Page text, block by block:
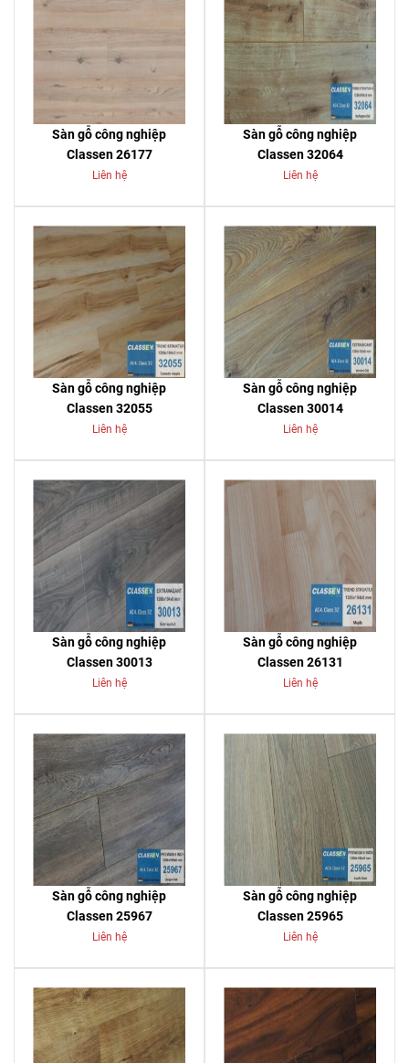
Sàn gỗ công nghiệp
Classen 26177
Liên hệ
Sàn gỗ công nghiệp
Classen 32064
Liên hệ
Sàn gỗ công nghiệp
Classen 32055
Liên hệ
Sàn gỗ công nghiệp
Classen 30014
Liên hệ
Sàn gỗ công nghiệp
Classen 30013
Liên hệ
Sàn gỗ công nghiệp
Classen 26131
Liên hệ
Sàn gỗ công nghiệp
Classen 25967
Liên hệ
Sàn gỗ công nghiệp
Classen 25965
Liên hệ